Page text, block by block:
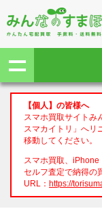
【個人】の皆様へ
スマホ買取サイトみ
スマカイトリ」へリ
移動してください。
スマホ買取、
セルフ査定で納得の
URL： https://